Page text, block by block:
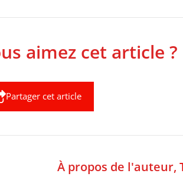
aimez cet article ?
Partager cet article
À propos de l'auteur,